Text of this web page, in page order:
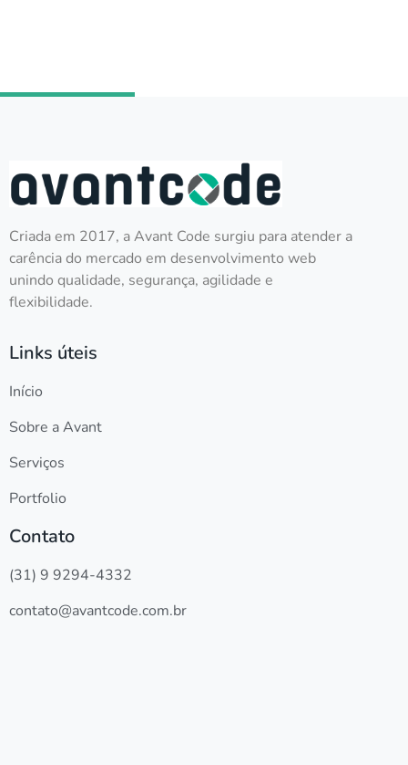
Criada em 2017, a Avant Code surgiu para atender a
carência do mercado em desenvolvimento web
unindo qualidade, segurança, agilidade e
flexibilidade.
Links úteis
Início
Sobre a Avant
Serviços
Portfolio
Contato
(31) 9 9294-4332
contato@avantcode.com.br